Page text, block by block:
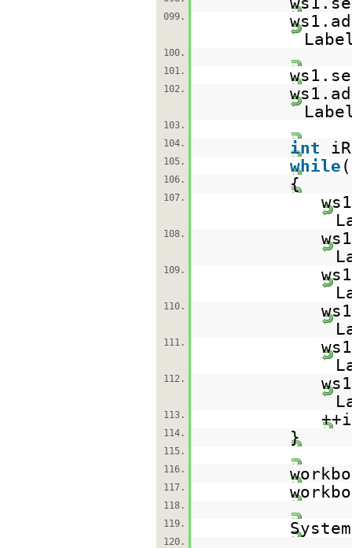
099.
100.
101.
102.
103.
104.
int
105. while
106. {
107.
108.
109.
110.
111.
112.
113.
114. }
115.
116.
117.
118.
119.
120.